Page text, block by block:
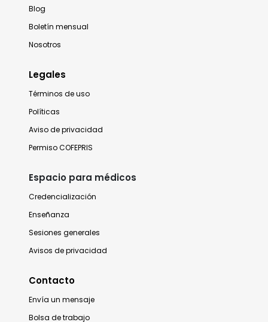
Blog
Boletín mensual
Nosotros
Legales
Términos de uso
Políticas
Aviso de privacidad
Permiso COFEPRIS
Espacio para médicos
Credencialización
Enseñanza
Sesiones generales
Avisos de privacidad
Contacto
Envía un mensaje
Bolsa de trabajo